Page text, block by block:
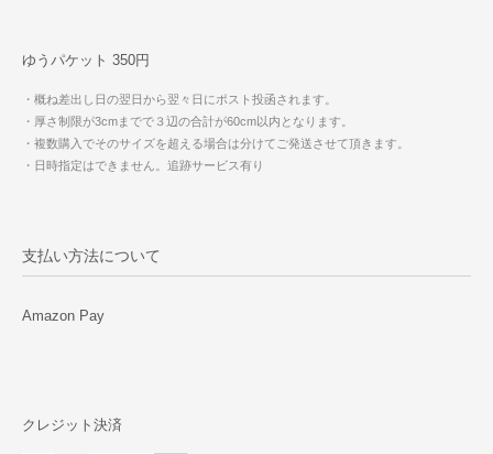
ゆうパケット 350円
・概ね差出し日の翌日から翌々日にポスト投函されます。
・厚さ制限が3cmまでで３辺の合計が60cm以内となります。
・複数購入でそのサイズを超える場合は分けてご発送させて頂きます。
・日時指定はできません。追跡サービス有り
支払い方法について
Amazon Pay
クレジット決済